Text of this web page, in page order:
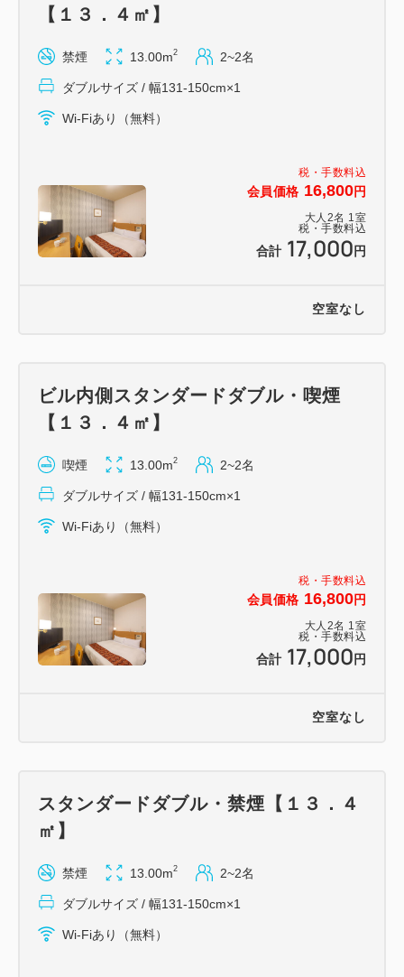
税・手数料込
会員価格 16,800円
大人 2名 1 室
税・手数料込
合計 17,000 円
【１３．４㎡】
禁煙 13.00m2 2~2名
ダブルサイズ / 幅131-150cm×1
Wi-Fiあり（無料）
空室なし
税・手数料込
会員価格 16,800円
大人 2名 1 室
税・手数料込
合計 17,000 円
ビル内側スタンダードダブル・喫煙
【１３．４㎡】
喫煙 13.00m2 2~2名
ダブルサイズ / 幅131-150cm×1
Wi-Fiあり（無料）
空室なし
スタンダードダブル・禁煙【１３．４
㎡】
禁煙 13.00m2 2~2名
ダブルサイズ / 幅131-150cm×1
Wi-Fiあり（無料）